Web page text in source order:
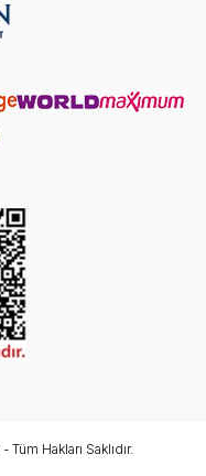
- Tüm Hakları Saklıdır.